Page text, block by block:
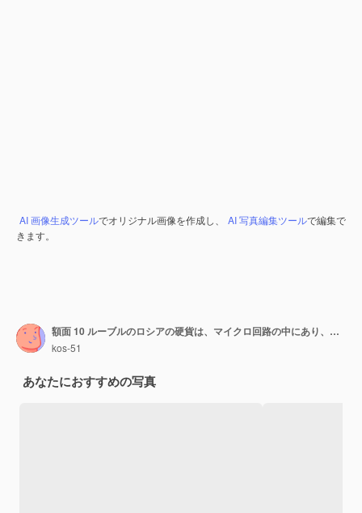
AI 画像生成ツールでオリジナル画像を作成し、 AI 写真編集ツールで編集で
きます。
額面 10 ルーブルのロシアの硬貨は、マイクロ回路の中にあり、ロシアの電子機器の価格設定を示す概念です。
kos-51
あなたにおすすめの写真